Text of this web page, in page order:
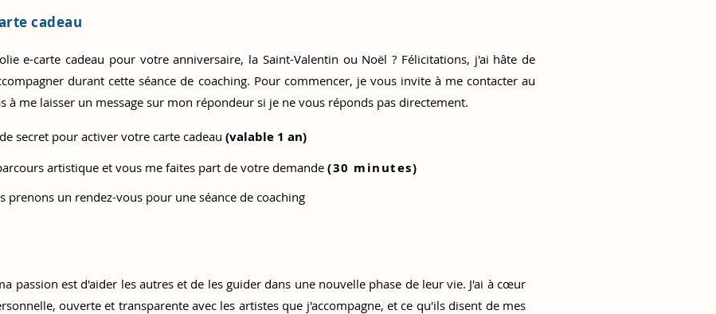
cadeau
e-carte cadeau pour votre anniversaire, la Saint-Valentin ou Noël ? Félicitations, j'ai hâte de
durant cette séance de coaching. Pour commencer, je vous invite à me contacter au
à me laisser un message sur mon répondeur si je ne vous réponds pas directement.
secret pour activer votre carte cadeau (valable 1 an)
artistique et vous me faites part de votre demande (30 minutes)
prenons un rendez-vous pour une séance de coaching
passion est d'aider les autres et de les guider dans une nouvelle phase de leur vie. J'ai à cœur
ouverte et transparente avec les artistes que j'accompagne, et ce qu'ils disent de mes